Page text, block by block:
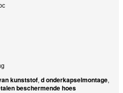
kunststof, d onderkapselmontage,
beschermende hoes